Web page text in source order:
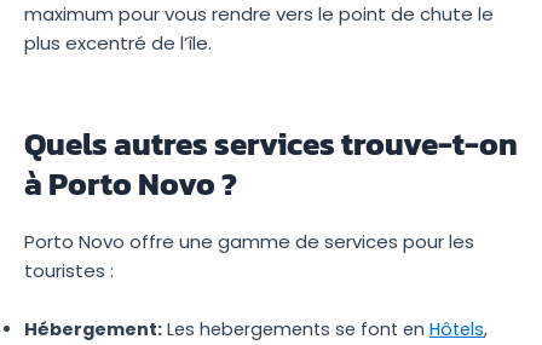
maximum pour vous rendre vers le point de chute le
plus excentré de l’île.
Quels autres services trouve-t-on
à Porto Novo ?
Porto Novo offre une gamme de services pour les
touristes :
Hébergement: Les hebergements se font en Hôtels,